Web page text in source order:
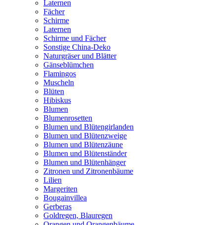
Laternen
Fächer
Schirme
Laternen
Schirme und Fächer
Sonstige China-Deko
Naturgräser und Blätter
Gänseblümchen
Flamingos
Muscheln
Blüten
Hibiskus
Blumen
Blumenrosetten
Blumen und Blütengirlanden
Blumen und Blütenzweige
Blumen und Blütenzäune
Blumen und Blütenständer
Blumen und Blütenhänger
Zitronen und Zitronenbäume
Lilien
Margeriten
Bougainvillea
Gerberas
Goldregen, Blauregen